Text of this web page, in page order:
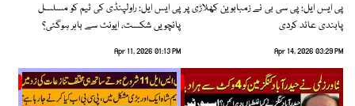
پی ایس ایل: پی سی بی نے زمبابوین کھلاڑی پر
پابندی عائد کردی
Apr 14, 2026 03:29 PM
پی ایس ایل: راولپنڈی کی ٹیم کو مسلسل
پانچویں شکست، ایونٹ سے باہر ہوگئی؟
Apr 11, 2026 01:13 PM